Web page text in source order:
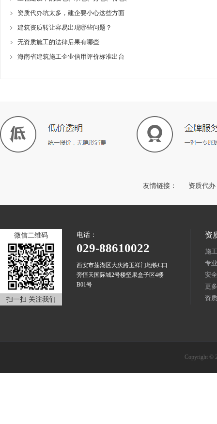
资质代办坑太多，建企要小心这些方面
建筑资质转让容易出现哪些问题？
无资质施工的法律后果有哪些
海南省建筑施工企业信用评价标准出台
友情链接： 资质代办
微信二维码
扫一扫 关注我们
电话：
029-88610022
西安市莲湖区大庆路玉祥门地铁C口
旁恒天国际城2号楼坚果盒子区4楼
B01号
资
施
专
安
更
资
Copyright ©